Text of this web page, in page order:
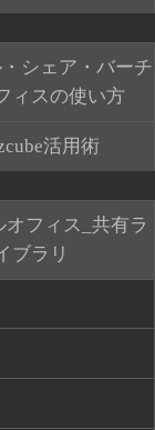
シェア・バーチ
ィスの使い方
活用術
オフィス_共有ラ
ブラリ